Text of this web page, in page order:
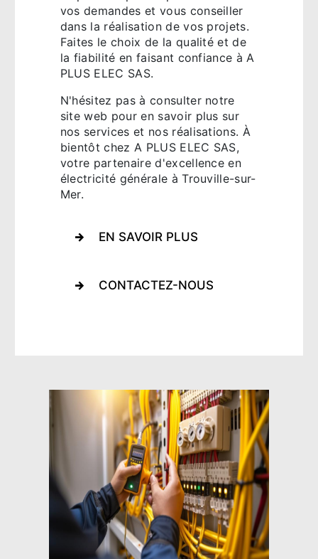
vos demandes et vous conseiller
dans la réalisation de vos projets.
Faites le choix de la qualité et de
la fiabilité en faisant confiance à A
PLUS ELEC SAS.
N'hésitez pas à consulter notre
site web pour en savoir plus sur
nos services et nos réalisations. À
bientôt chez A PLUS ELEC SAS,
votre partenaire d'excellence en
électricité générale à Trouville-sur-
Mer.
EN SAVOIR PLUS
CONTACTEZ-NOUS